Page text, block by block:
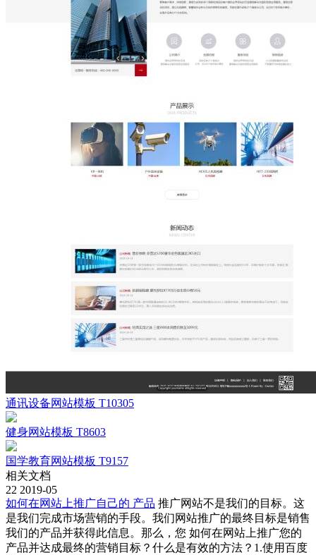
通讯设备网站模板 T10305
健身网站模板 T8603
国学教育网站模板 T9157
相关文档
22 2019-05
如何在网站上推广自己的 产品 推广网站不是我们的目标。这
是我们完成市场营销的手段。我们网站推广的最终目标是销售
我们的产品并获得此信息。那么，您 如何在网站上推广您的
产品并达成最终的营销目标？什么是有效的方法？1.使用百度